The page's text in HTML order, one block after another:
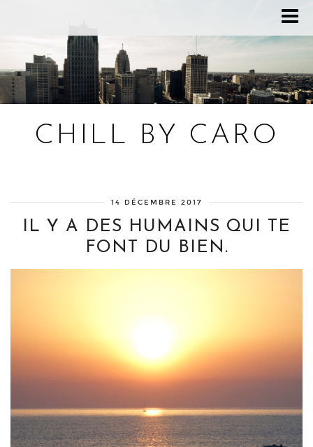
CHILL BY CARO
14 DÉCEMBRE 2017
IL Y A DES HUMAINS QUI TE
FONT DU BIEN.